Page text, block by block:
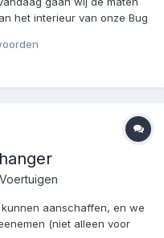
het interieur van onze Bug
Voertuigen
aanschaffen, en we
(niet alleen voor